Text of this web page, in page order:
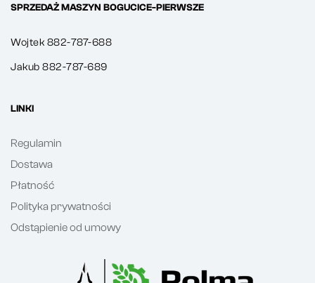
SPRZEDAŻ MASZYN BOGUCICE-PIERWSZE
Wojtek 882-787-688
Jakub 882-787-689
LINKI
Regulamin
Dostawa
Płatność
Polityka prywatności
Odstąpienie od umowy